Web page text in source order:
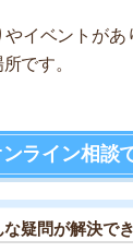
イベントがあ
です。
ライン相談
疑問が解決で